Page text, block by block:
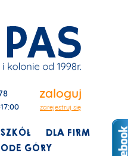
zaloguj
zarejestruj się
DLA FIRM
GÓRY